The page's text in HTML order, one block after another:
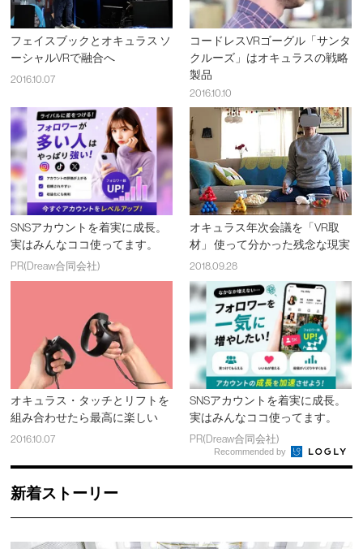
フェイスブックとオキュラス ソ
ーシャルVRで融合へ
2016.10.07
コードレスVRゴーグル「サンタ
クルーズ」はオキュラスの戦略
製品
2016.10.10
SNSアカウントを着実に成長。
実はみんなココ使ってます。
PR(Dreaw合同会社)
オキュラス年次会議を「VR取
材」 使って分かった残念な現実
2018.09.28
オキュラス・タッチとリフトを
組み合わせたら最高に楽しい
2016.10.07
SNSアカウントを着実に成長。
実はみんなココ使ってます。
PR(Dreaw合同会社)
Recommended by
新着ストーリー